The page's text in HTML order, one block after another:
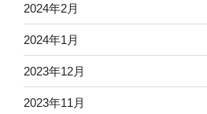
2024年2月
2024年1月
2023年12月
2023年11月